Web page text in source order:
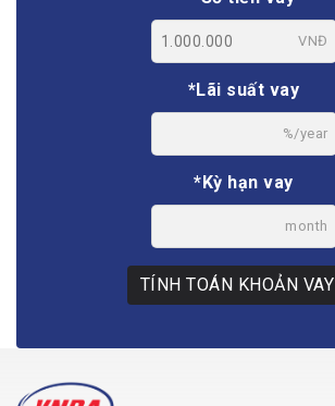
VNĐ
*Lãi suất vay
%/year
*Kỳ hạn vay
month
TÍNH TOÁN KHOẢN VAY